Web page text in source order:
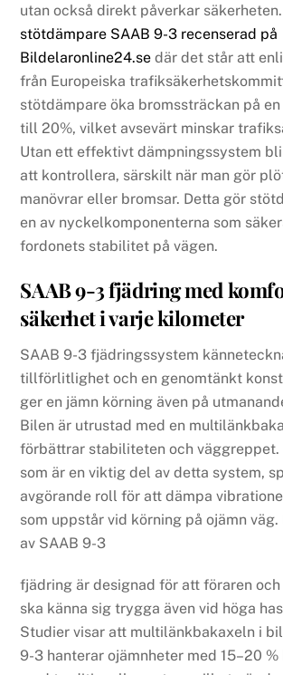
utan också direkt påverkar
stötdämpare SAAB 9-3 recenserad på
Bildelaronline24.se där det står att
från Europeiska
stötdämpare öka bromssträckan på
till 20%, vilket avsevärt minskar
Utan ett effektivt dämpningssystem
att kontrollera, särskilt när man gör
manövrar eller bromsar. Detta gör
en av nyckelkomponenterna som
fordonets stabilitet på vägen.
SAAB 9-3 fjädring med
säkerhet i varje kilometer
SAAB 9-3 fjädringssystem
tillförlitlighet och en genomtänkt
ger en jämn körning även på
Bilen är utrustad med en
förbättrar stabiliteten och väggreppet.
som är en viktig del av detta system,
avgörande roll för att dämpa
som uppstår vid körning på ojämn
av SAAB 9-3
fjädring är designad för att föraren och
ska känna sig trygga även vid höga
Studier visar att multilänkbakaxeln i
9-3 hanterar ojämnheter med 15–20